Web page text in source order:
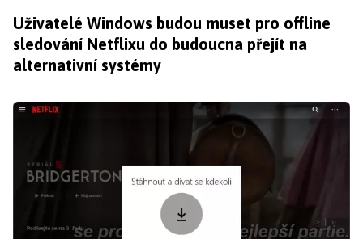
Uživatelé Windows budou muset pro offline
sledování Netflixu do budoucna přejít na
alternativní systémy